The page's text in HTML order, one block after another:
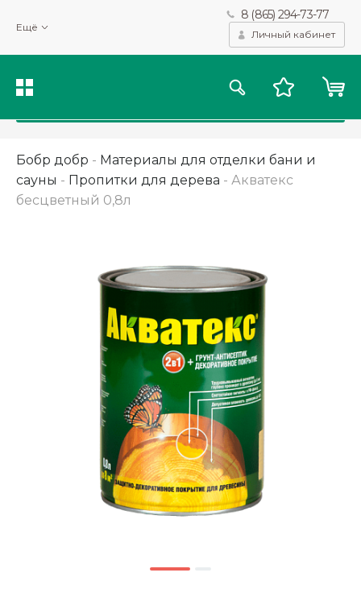
Ещё
8 (865) 294-73-77
Личный кабинет
Бобр добр - Материалы для отделки бани и
сауны - Пропитки для дерева - Акватекс
бесцветный 0,8л
Мы используем файлы cookie и другие подобные технологии
для получения данных с целью сбора статистики, повышения
качества рекомендаций и предоставления вам возможности
персонализированного просмотра.Подробнее